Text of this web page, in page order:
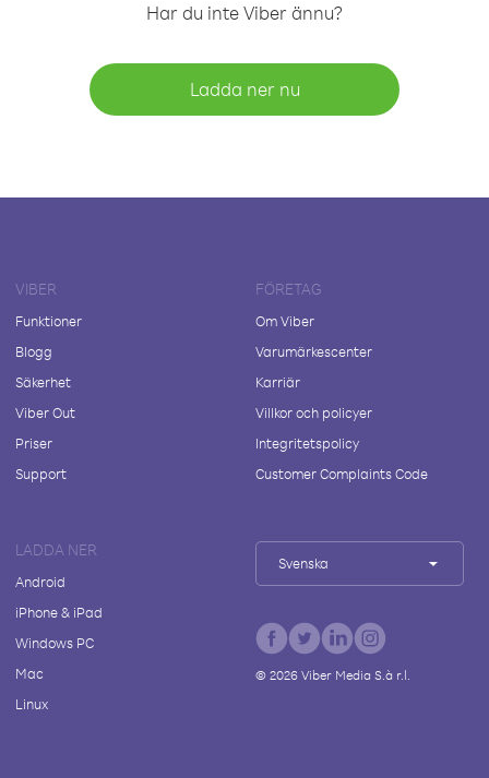
Har du inte Viber ännu?
Ladda ner nu
VIBER
Funktioner
Blogg
Säkerhet
Viber Out
Priser
Support
FÖRETAG
Om Viber
Varumärkescenter
Karriär
Villkor och policyer
Integritetspolicy
Customer Complaints Code
LADDA NER
Android
iPhone & iPad
Windows PC
Mac
Linux
Svenska
© 2026Viber Media S.à r.l.